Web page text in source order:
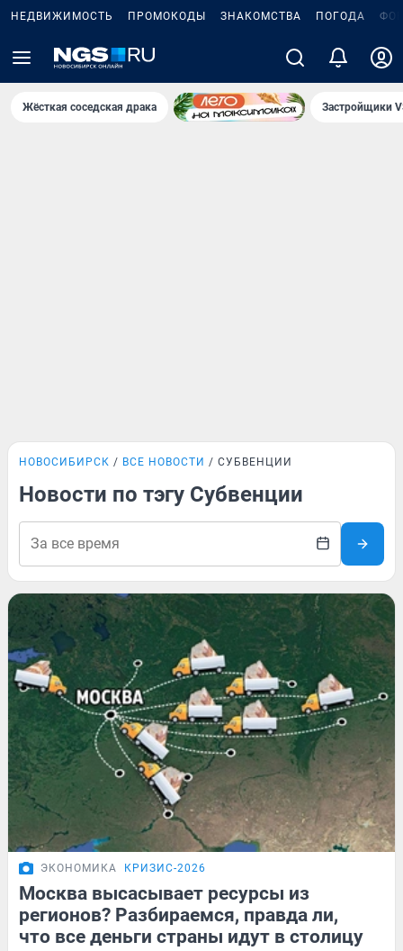
НЕДВИЖИМОСТЬ ПРОМОКОДЫ ЗНАКОМСТВА ПОГОДА
Жёсткая соседская драка Застройщики
НОВОСИБИРСК ВСЕ НОВОСТИ СУБВЕНЦИИ
Новости по тэгу Субвенции
ЭКОНОМИКА КРИЗИС-2026
Москва высасывает ресурсы из
регионов? Разбираемся, правда ли,
что все деньги страны идут в столицу